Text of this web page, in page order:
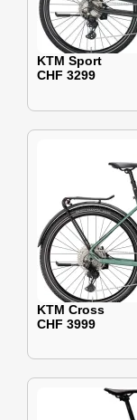
KTM Sport
CHF 3299
KTM Cross
CHF 3999